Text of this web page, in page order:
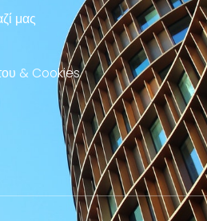
μας
& Cookies